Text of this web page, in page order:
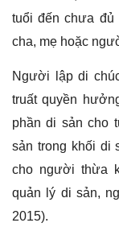
tuổi đến chưa
cha, mẹ hoặc
Người lập di
truất quyền
phần di sản cho
sản trong khối di
cho người thừa
quản lý di sản,
2015).